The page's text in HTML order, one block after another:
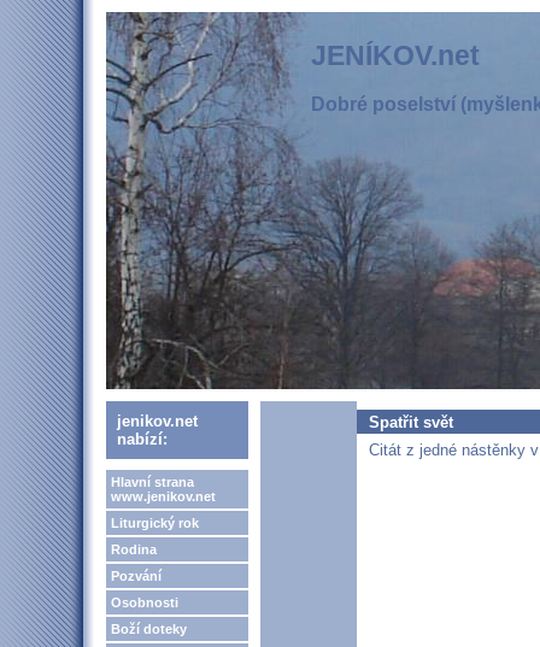
JENÍKOV.net
Dobré poselství
jenikov.net
nabízí:
Hlavní strana
www.jenikov.net
Liturgický rok
Rodina
Pozvání
Osobnosti
Boží doteky
Spatřit svět
Citát z jedné nástěnky